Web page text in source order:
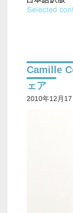
Camille
ェア
2010年12月